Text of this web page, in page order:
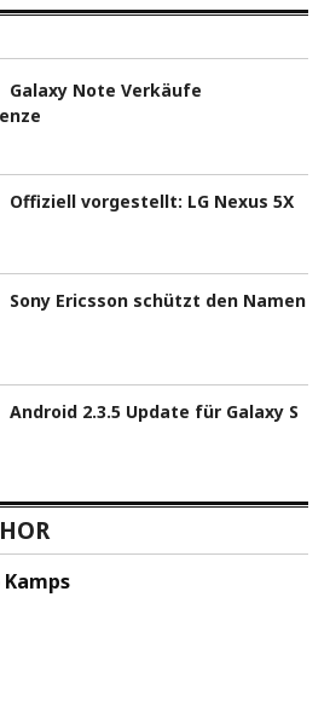
Galaxy Note Verkäufe
Offiziell vorgestellt: LG Nexus 5X
Sony Ericsson schützt den Namen
Android 2.3.5 Update für Galaxy S